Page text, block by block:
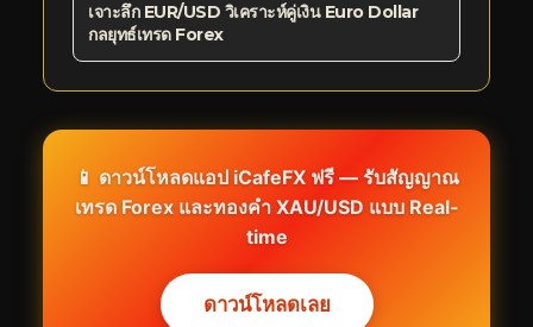
เจาะลึก EUR/USD วิเคราะห์คู่เงิน Euro Dollar
กลยุทธ์เทรด Forex
📱 ดาวน์โหลดแอป iCafeFX ฟรี — รับสัญญาณ
เทรด Forex และทองคำ XAU/USD แบบ Real-
time
ดาวน์โหลดเลย